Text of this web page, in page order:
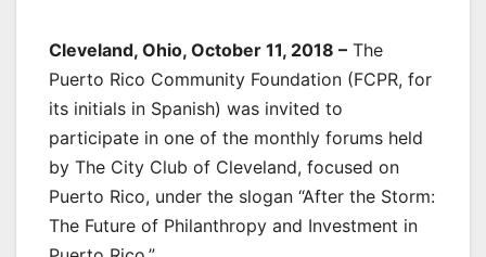
Cleveland, Ohio, October 11, 2018 – The
Puerto Rico Community Foundation (FCPR, for
its initials in Spanish) was invited to
participate in one of the monthly forums held
by The City Club of Cleveland, focused on
Puerto Rico, under the slogan “After the Storm:
The Future of Philanthropy and Investment in